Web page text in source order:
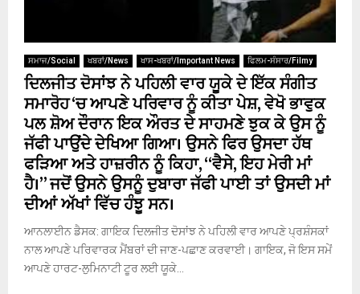
ਸਮਾਜ/Social ਖਬਰਾਂ/News ਖਾਸ-ਖਬਰਾਂ/Important News ਫਿਲਮ-ਸੰਸਾਰ/Filmy
ਦਿਲਜੀਤ ਦੋਸਾਂਝ ਨੇ ਪਹਿਲੀ ਵਾਰ ਯੂਕੇ ਦੇ ਇੱਕ ਸੰਗੀਤ
ਸਮਾਰੋਹ ‘ਚ ਆਪਣੇ ਪਰਿਵਾਰ ਨੂੰ ਕੀਤਾ ਪੇਸ਼, ਵੇਖੋ ਭਾਵੁਕ
ਪਲ ਸ਼ੋਅ ਦੌਰਾਨ ਇਕ ਔਰਤ ਦੇ ਸਾਹਮਣੇ ਝੁਕ ਕੇ ਉਸ ਨੂੰ
ਜੱਫੀ ਪਾਉਂਦੇ ਦੇਖਿਆ ਗਿਆ। ਉਸਨੇ ਫਿਰ ਉਸਦਾ ਹੱਥ
ਫੜਿਆ ਅਤੇ ਹਾਜ਼ਰੀਨ ਨੂੰ ਕਿਹਾ, “ਵੈਸੇ, ਇਹ ਮੇਰੀ ਮਾਂ
ਹੈ।” ਜਦੋਂ ਉਸਨੇ ਉਸਨੂੰ ਦੁਬਾਰਾ ਜੱਫੀ ਪਾਈ ਤਾਂ ਉਸਦੀ ਮਾਂ
ਦੀਆਂ ਅੱਖਾਂ ਵਿੱਚ ਹੰਝੂ ਸਨ।
ਆਨਲਾਈਨ ਡੈਸਕ: ਗਾਇਕ ਦਿਲਜੀਤ ਦੋਸਾਂਝ ਨੇ ਪਹਿਲੀ ਵਾਰ ਆਪਣੇ ਪ੍ਰਸ਼ੰਸਕਾਂ
ਨਾਲ ਆਪਣੇ ਪਰਿਵਾਰਕ ਮੈਂਬਰਾਂ ਦੀ ਜਾਣ-ਪਛਾਣ ਕਰਵਾਈ। ਗਾਇਕ, ਜੋ ਇਸ ਸਮੇਂ
ਆਪਣੇ ਹਾਰਟ-ਲੁਮਿਨਾਟੀ ਟੂਰ ਲਈ ਯੂਕੇ...